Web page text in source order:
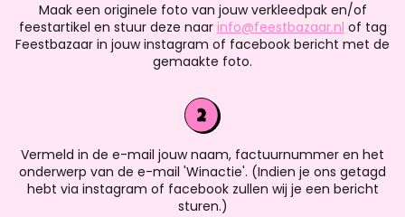
Maak een originele foto van jouw verkleedpak en/of
feestartikel en stuur deze naar info@feestbazaar.nl of tag
Feestbazaar in jouw instagram of facebook bericht met de
gemaakte foto.
Vermeld in de e-mail jouw naam, factuurnummer en het
onderwerp van de e-mail 'Winactie'. (Indien je ons getagd
hebt via instagram of facebook zullen wij je een bericht
sturen.)